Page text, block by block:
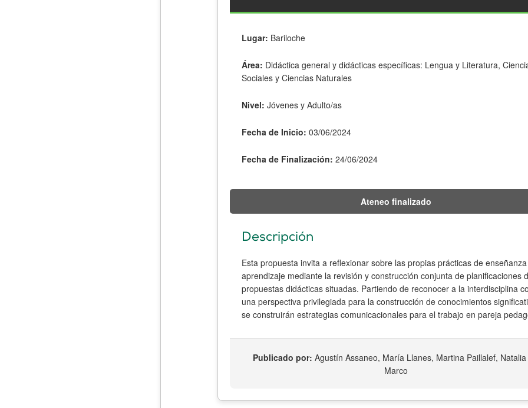
Lugar: Bariloche
Área: Didáctica general y didácticas específicas: Lengua y Literatura,
Sociales y Ciencias Naturales
Nivel: Jóvenes y Adulto/as
Fecha de Inicio: 03/06/2024
Fecha de Finalización: 24/06/2024
Ateneo finalizado
Descripción
Esta propuesta invita a reflexionar sobre las propias prácticas de
aprendizaje mediante la revisión y construcción conjunta de planificaciones
propuestas didácticas situadas. Partiendo de reconocer a la interdisciplina
una perspectiva privilegiada para la construcción de conocimientos
se construirán estrategias comunicacionales para el trabajo en pareja
Publicado por: Agustín Assaneo, María Llanes, Martina Paillalef,
Marco